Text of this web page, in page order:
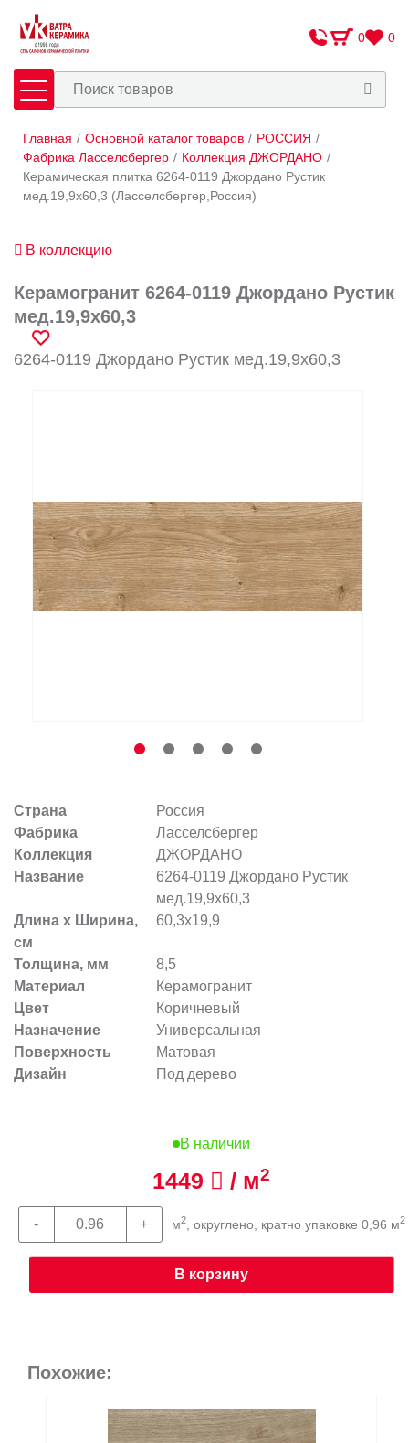
0 0
Плитка Сантехника
Оплата и доставка
Контакты
+7 (495) 532-06-30 internet@kdv.ru
Главная / Основной каталог товаров / РОССИЯ /
Фабрика Ласселсбергер / Коллекция ДЖОРДАНО /
Керамическая плитка 6264-0119 Джордано Рустик
мед.19,9х60,3 (Ласселсбергер,Россия)
В коллекцию
Керамогранит 6264-0119 Джордано Рустик
мед.19,9х60,3
6264-0119 Джордано Рустик мед.19,9х60,3
Страна
Россия
Фабрика
Ласселсбергер
Коллекция
ДЖОРДАНО
Название
6264-0119 Джордано Рустик
мед.19,9х60,3
Длина х Ширина,
см
60,3x19,9
Толщина, мм
8,5
Материал
Керамогранит
Цвет
Коричневый
Назначение
Универсальная
Поверхность
Матовая
Дизайн
Под дерево
В наличии
1449 / м2
м2, округлено, кратно упаковке 0,96 м2
В корзину
Похожие: